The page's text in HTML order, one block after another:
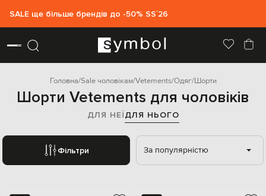
SALE ще більше брендів до -50% SS`26
Головна Sale чоловікам Vetements Одяг Шорти
Шорти Vetements для чоловіків
ДЛЯ НЕЇДЛЯ НЬОГО
Фільтри За популярністю